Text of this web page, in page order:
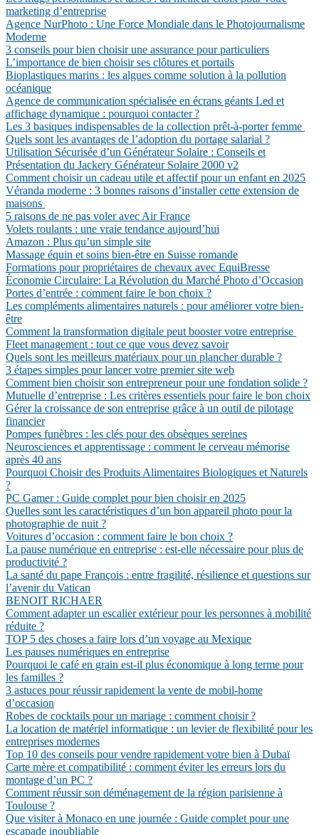
marketing d’entreprise
Agence NurPhoto : Une Force Mondiale dans le Photojournalisme
Moderne
3 conseils pour bien choisir une assurance pour particuliers
L’importance de bien choisir ses clôtures et portails
Bioplastiques marins : les algues comme solution à la pollution
océanique
Agence de communication spécialisée en écrans géants Led et
affichage dynamique : pourquoi contacter ?
Les 3 basiques indispensables de la collection prêt-à-porter femme
Quels sont les avantages de l’adoption du portage salarial ?
Utilisation Sécurisée d’un Générateur Solaire : Conseils et
Présentation du Jackery Générateur Solaire 2000 v2
Comment choisir un cadeau utile et affectif pour un enfant en 2025
Véranda moderne : 3 bonnes raisons d’installer cette extension de
maisons
5 raisons de ne pas voler avec Air France
Volets roulants : une vraie tendance aujourd’hui
Amazon : Plus qu’un simple site
Massage équin et soins bien-être en Suisse romande
Formations pour propriétaires de chevaux avec EquiBresse
Économie Circulaire: La Révolution du Marché Photo d’Occasion
Portes d’entrée : comment faire le bon choix ?
Les compléments alimentaires naturels : pour améliorer votre bien-
être
Comment la transformation digitale peut booster votre entreprise
Fleet management : tout ce que vous devez savoir
Quels sont les meilleurs matériaux pour un plancher durable ?
3 étapes simples pour lancer votre premier site web
Comment bien choisir son entrepreneur pour une fondation solide ?
Mutuelle d’entreprise : Les critères essentiels pour faire le bon choix
Gérer la croissance de son entreprise grâce à un outil de pilotage
financier
Pompes funèbres : les clés pour des obsèques sereines
Neurosciences et apprentissage : comment le cerveau mémorise
après 40 ans
Pourquoi Choisir des Produits Alimentaires Biologiques et Naturels
?
PC Gamer : Guide complet pour bien choisir en 2025
Quelles sont les caractéristiques d’un bon appareil photo pour la
photographie de nuit ?
Voitures d’occasion : comment faire le bon choix ?
La pause numérique en entreprise : est-elle nécessaire pour plus de
productivité ?
La santé du pape François : entre fragilité, résilience et questions sur
l’avenir du Vatican
BENOIT RICHAER
Comment adapter un escalier extérieur pour les personnes à mobilité
réduite ?
TOP 5 des choses a faire lors d’un voyage au Mexique
Les pauses numériques en entreprise
Pourquoi le café en grain est-il plus économique à long terme pour
les familles ?
3 astuces pour réussir rapidement la vente de mobil-home
d’occasion
Robes de cocktails pour un mariage : comment choisir ?
La location de matériel informatique : un levier de flexibilité pour les
entreprises modernes
Top 10 des conseils pour vendre rapidement votre bien à Dubaï
Carte mère et compatibilité : comment éviter les erreurs lors du
montage d’un PC ?
Comment réussir son déménagement de la région parisienne à
Toulouse ?
Que visiter à Monaco en une journée : Guide complet pour une
escapade inoubliable